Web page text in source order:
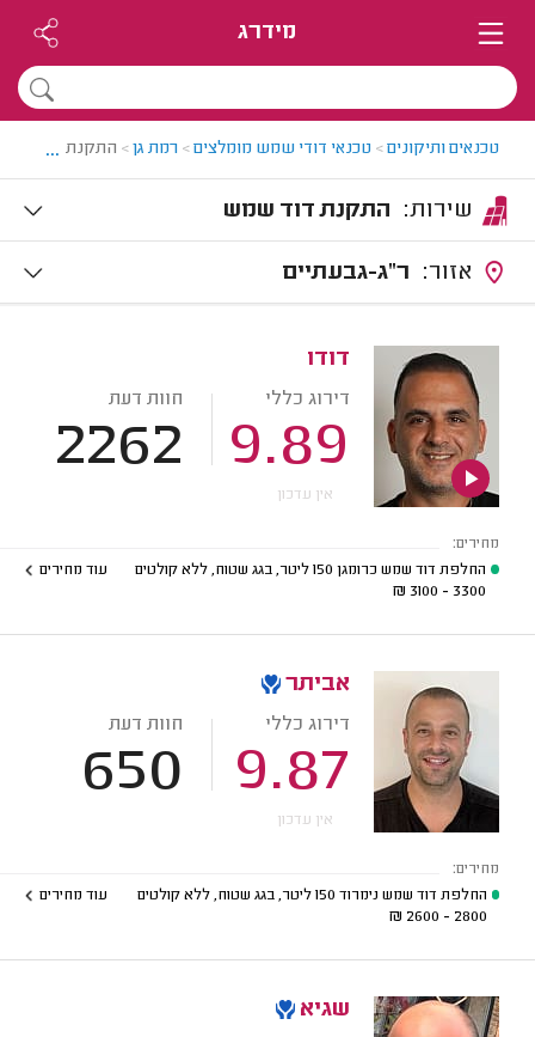
מידרג
טכנאים ותיקונים> טכנאי דודי שמש מומלצים> רמת גן> התקנת דוד
...
התקנת דוד שמש
ר"ג-גבעתיים
דודו
דירוג כללי
9.89
חוות דעת
2262
אין עדכון
מחירים:
החלפת דוד שמש כרומגן 150 ליטר, בגג שטוח, ללא קולטים
3300 - 3100
₪
עוד מחירים
אביתר
דירוג כללי
9.87
חוות דעת
650
אין עדכון
מחירים:
החלפת דוד שמש נימרוד 150 ליטר, בגג שטוח, ללא קולטים
2800 - 2600
₪
עוד מחירים
שגיא